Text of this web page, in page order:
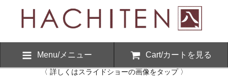
Menu/メニュー Cart/カートを見る
〈 詳しくはスライドショーの画像をタップ 〉